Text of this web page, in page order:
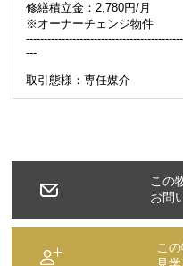
修繕積立金：2,780円/月
※オーナーチェンジ物件
---
取引態様：専任媒介
この
お問
こ